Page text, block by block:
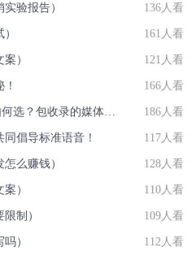
验报告） 136人看
161人看
） 121人看
166人看
[营销技巧]媒体发新闻到底如何选？包收录的媒体有那些？国发软文网在线解答 186人看
倡导标准语音！ 117人看
么赚钱） 128人看
） 110人看
制） 109人看
） 112人看